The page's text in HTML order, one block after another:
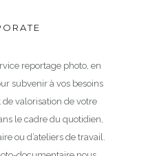
reportage photo, en
subvenir à vos besoins
valorisation de votre
le cadre du quotidien,
ou d’ateliers de travail.